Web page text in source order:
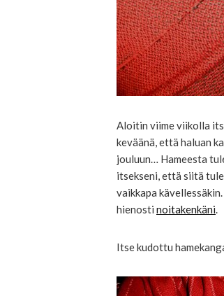
Aloitin viime viikolla
keväänä, että haluan
jouluun… Hameesta
itsekseni, että siitä
vaikkapa
hienosti noitakenkäni.
Itse kudottu